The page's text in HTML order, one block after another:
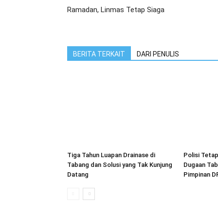
Ramadan, Linmas Tetap Siaga
BERITA TERKAIT DARI PENULIS
Tiga Tahun Luapan Drainase di
Tabang dan Solusi yang Tak Kunjung
Datang
Polisi
Dugaan
Pimpinan